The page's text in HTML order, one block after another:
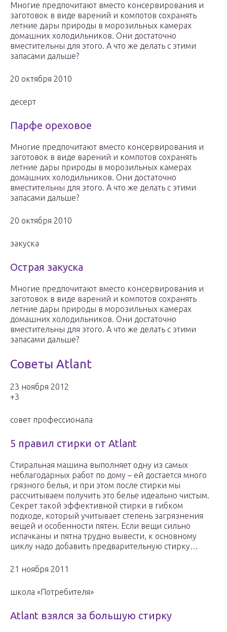
Многие предпочитают вместо консервирования и
заготовок в виде варений и компотов сохранять
летние дары природы в морозильных камерах
домашних холодильников. Они достаточно
вместительны для этого. А что же делать с этими
запасами дальше?
20 октября 2010
десерт
Парфе ореховое
Многие предпочитают вместо консервирования и
заготовок в виде варений и компотов сохранять
летние дары природы в морозильных камерах
домашних холодильников. Они достаточно
вместительны для этого. А что же делать с этими
запасами дальше?
20 октября 2010
закуска
Острая закуска
Многие предпочитают вместо консервирования и
заготовок в виде варений и компотов сохранять
летние дары природы в морозильных камерах
домашних холодильников. Они достаточно
вместительны для этого. А что же делать с этими
запасами дальше?
Советы Atlant
23 ноября 2012
+3
совет профессионала
5 правил стирки от Atlant
Стиральная машина выполняет одну из самых
неблагодарных работ по дому – ей достается много
грязного белья, и при этом после стирки мы
рассчитываем получить это белье идеально чистым.
Секрет такой эффективной стирки в гибком
подходе, который учитывает степень загрязнения
вещей и особенности пятен. Если вещи сильно
испачканы и пятна трудно вывести, к основному
циклу надо добавить предварительную стирку…
21 ноября 2011
школа «Потребителя»
Atlant взялся за большую стирку